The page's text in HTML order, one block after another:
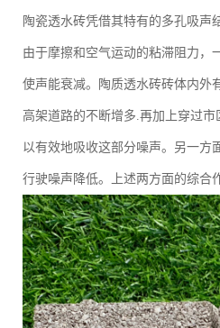
陶瓷透水砖凭借其特有的多孔吸声
由于摩擦和空气运动的粘滞阻力，
使声能衰减。陶质透水砖砖体内外
高架道路的不断增多.再加上穿过
以有效地吸收这部分噪声。另一方
行驶噪声降低。上述两方面的综合